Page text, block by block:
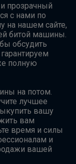
прозрачный
с нами по
на нашем сайте,
битой машины.
обсудить
полную
на потом.
лучшее
вашу
вам
время и силы
и
вашей